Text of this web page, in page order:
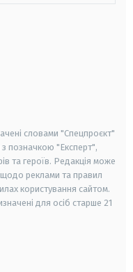
словами "Спецпроєкт"
позначкою "Експерт",
та героїв. Редакція може
щодо реклами та правил
користування сайтом.
для осіб старше 21